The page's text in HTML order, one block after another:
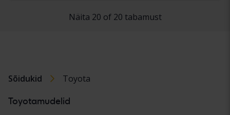
Näita 20 of 20 tabamust
Sõidukid Toyota
Toyotamudelid